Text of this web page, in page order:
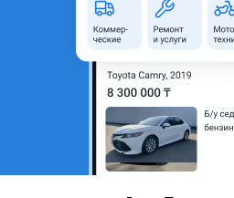
Hyundai Elantra 2006 - 2011 4
1201
Бензанасос станция
катушка свеча насос